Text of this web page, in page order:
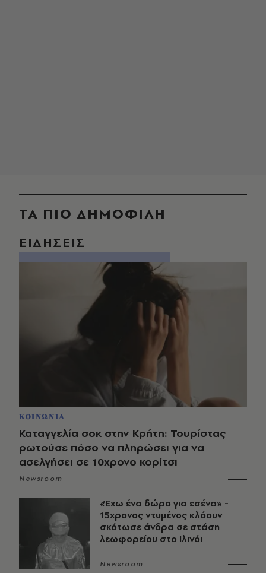
ΤΑ ΠΙΟ ΔΗΜΟΦΙΛΗ
ΕΙΔΗΣΕΙΣ
ΚΟΙΝΩΝΙΑ
Καταγγελία σοκ στην Κρήτη: Τουρίστας
ρωτούσε πόσο να πληρώσει για να
ασελγήσει σε 10χρονο κορίτσι
Newsroom
«Έχω ένα δώρο για εσένα» -
15χρονος ντυμένος κλόουν
σκότωσε άνδρα σε στάση
λεωφορείου στο Ιλινόι
Newsroom